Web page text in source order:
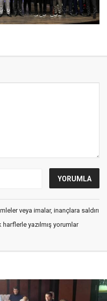
veya imalar, inançlara saldırı
yazılmış yorumlar